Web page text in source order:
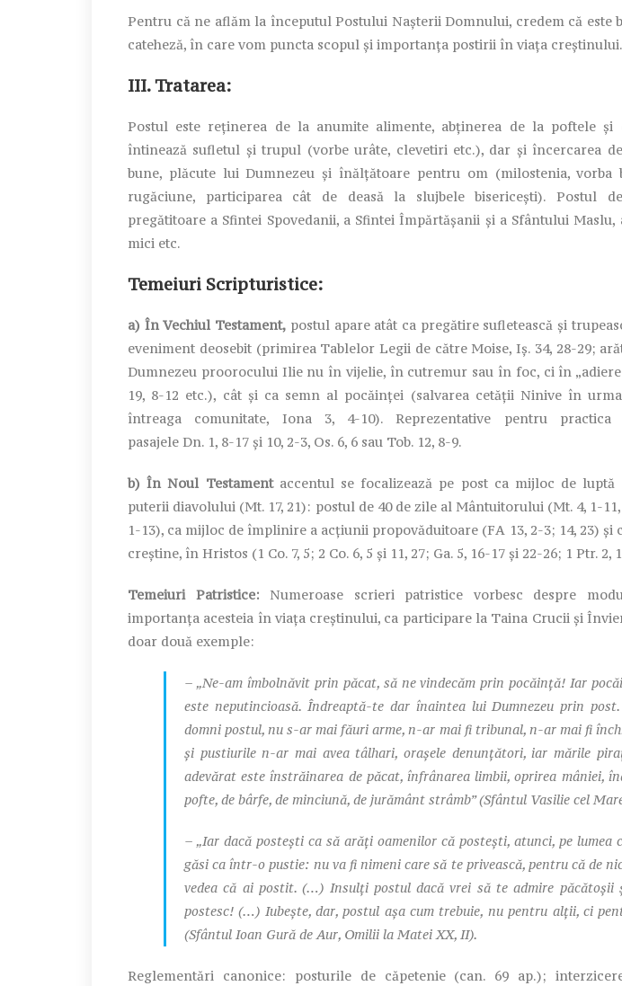
Pentru că ne aflăm la începutul Postului Naşterii Domnului, credem că este
cateheză, în care vom puncta scopul şi importanţa postirii în viaţa creştinului.
III. Tratarea:
Postul este reţinerea de la anumite alimente, abţinerea de la poftele
întinează sufletul şi trupul (vorbe urâte, clevetiri etc.), dar şi încercarea
bune, plăcute lui Dumnezeu şi înălţătoare pentru om (milostenia, vorba
rugăciune, participarea cât de deasă la slujbele bisericeşti). Postul
pregătitoare a Sfintei Spovedanii, a Sfintei Împărtăşanii şi a Sfântului Maslu,
mici etc.
Temeiuri Scripturistice:
a) În Vechiul Testament, postul apare atât ca pregătire sufletească şi
eveniment deosebit (primirea Tablelor Legii de către Moise, Iş. 34, 28-29;
Dumnezeu proorocului Ilie nu în vijelie, în cutremur sau în foc, ci în „adiere
19, 8-12 etc.), cât şi ca semn al pocăinţei (salvarea cetăţii Ninive în
întreaga comunitate, Iona 3, 4-10). Reprezentative pentru
pasajele Dn. 1, 8-17 şi 10, 2-3, Os. 6, 6 sau Tob. 12, 8-9.
b) În Noul Testamentaccentul se focalizează pe post ca mijloc de
puterii diavolului (Mt. 17, 21): postul de 40 de zile al Mântuitorului (Mt. 4, 1-11,
1-13), ca mijloc de împlinire a acţiunii propovăduitoare (FA 13, 2-3; 14, 23) şi
creştine, în Hristos (1 Co. 7, 5; 2 Co. 6, 5 şi 11, 27; Ga. 5, 16-17 şi 22-26; 1 Ptr. 2,
Temeiuri Patristice: Numeroase scrieri patristice vorbesc despre
importanţa acesteia în viaţa creştinului, ca participare la Taina Crucii şi
doar două exemple:
– „Ne-am îmbolnăvit prin păcat, să ne vindecăm prin pocăinţă! Iar
este neputincioasă. Îndreaptă-te dar înaintea lui Dumnezeu prin
domni postul, nu s-ar mai făuri arme, n-ar mai fi tribunal, n-ar mai fi
şi pustiurile n-ar mai avea tâlhari, oraşele denunţători, iar mările
adevărat este înstrăinarea de păcat, înfrânarea limbii, oprirea mâniei,
pofte, de bârfe, de minciună, de jurământ strâmb” (Sfântul Vasilie cel
– „Iar dacă posteşti ca să arăţi oamenilor că posteşti, atunci, pe lumea
găsi ca într-o pustie: nu va fi nimeni care să te privească, pentru că de
vedea că ai postit. (…) Insulţi postul dacă vrei să te admire păcătoşii
postesc! (…) Iubeşte, dar, postul aşa cum trebuie, nu pentru alţii, ci
(Sfântul Ioan Gură de Aur, Omilii la Matei XX, II).
Reglementări canonice: posturile de căpetenie (can. 69 ap.);